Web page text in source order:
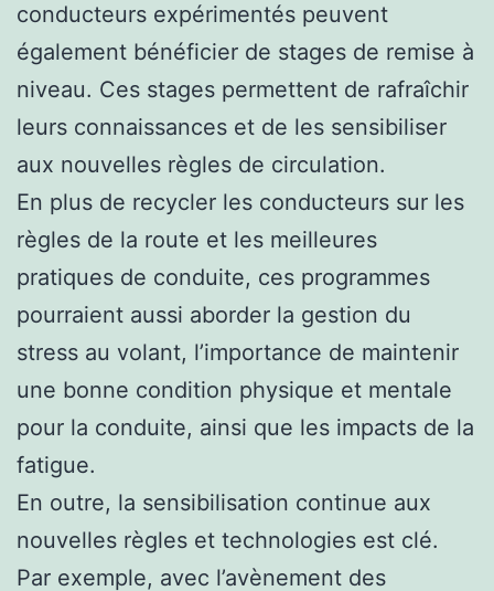
conducteurs expérimentés peuvent
également bénéficier de stages de remise à
niveau. Ces stages permettent de rafraîchir
leurs connaissances et de les sensibiliser
aux nouvelles règles de circulation.
En plus de recycler les conducteurs sur les
règles de la route et les meilleures
pratiques de conduite, ces programmes
pourraient aussi aborder la gestion du
stress au volant, l’importance de maintenir
une bonne condition physique et mentale
pour la conduite, ainsi que les impacts de la
fatigue.
En outre, la sensibilisation continue aux
nouvelles règles et technologies est clé.
Par exemple, avec l’avènement des